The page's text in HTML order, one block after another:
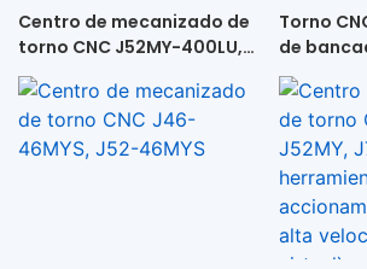
Centro de mecanizado de
torno CNC J52MY-400LU,
J76MY-400LU, J46MY-
400LU (máquina
herramienta de torreta de
accionamiento directo de
Torno
de
J76-